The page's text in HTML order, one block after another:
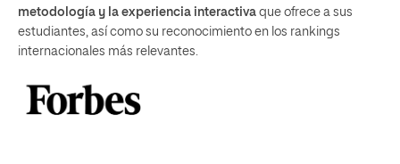
metodología y la experiencia interactiva que ofrece a sus
estudiantes, así como su reconocimiento en los rankings
internacionales más relevantes.